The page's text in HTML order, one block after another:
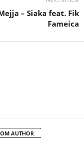
– Siaka feat. Fik
Fameica
AUTHOR